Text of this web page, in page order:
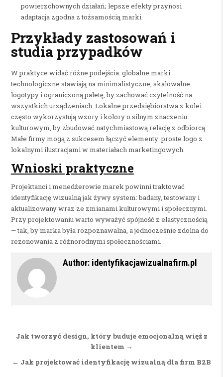
powierzchownych działań; lepsze efekty przynosi
adaptacja zgodna z tożsamością marki.
Przykłady zastosowań i
studia przypadków
W praktyce widać różne podejścia: globalne marki
technologiczne stawiają na minimalistyczne, skalowalne
logotypy i ograniczoną paletę, by zachować czytelność na
wszystkich urządzeniach. Lokalne przedsiębiorstwa z kolei
często wykorzystują wzory i kolory o silnym znaczeniu
kulturowym, by zbudować natychmiastową relację z odbiorcą.
Małe firmy mogą z sukcesem łączyć elementy: proste logo z
lokalnymi ilustracjami w materiałach marketingowych.
Wnioski praktyczne
Projektanci i menedżerowie marek powinni traktować
identyfikację wizualną jak żywy system: badany, testowany i
aktualizowany wraz ze zmianami kulturowymi i społecznymi.
Przy projektowaniu warto wyważyć spójność z elastycznością
— tak, by marka była rozpoznawalna, a jednocześnie zdolna do
rezonowania z różnorodnymi społecznościami.
Author: identyfikacjawizualnafirm.pl
Nawigacja wpisu
Jak tworzyć design, który buduje emocjonalną więź z
klientem →
← Jak projektować identyfikację wizualną dla firm B2B